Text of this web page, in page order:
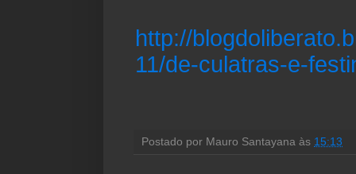
http://
11/de-culatras-e-
Postado por Mauro Santayana às 15:13